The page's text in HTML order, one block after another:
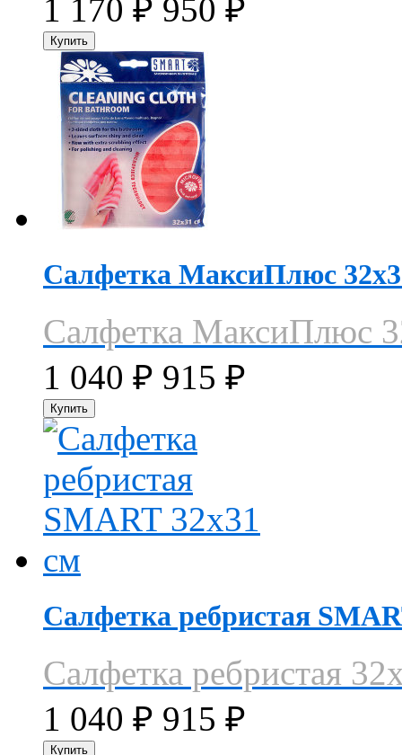
1 170 ₽ 950 ₽
Салфетка МаксиПлюс
Салфетка МаксиПлюс
1 040 ₽ 915 ₽
Салфетка ребристая
Салфетка ребристая
1 040 ₽ 915 ₽